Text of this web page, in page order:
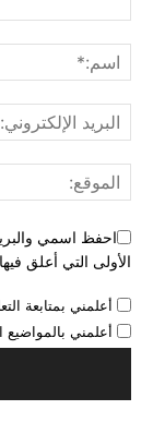
احفظ اسمي
الأولى التي أعلق
أعلمني بمتابعة
أعلمني بالمواضيع